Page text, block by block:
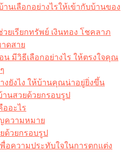
นเลือกอย่างไรให้เข้ากับบ้านของ
ยเรียกทรัพย์ เงินทอง โชคลาภ
ดสาย
มีวิธีเลือกอย่างไร ให้ตรงใจคุณ
งยังไง ให้บ้านคุณน่าอยู่ยิ่งขึ้น
านสวยด้วยกรอบรูป
ออะไร​
ความหมาย
ด้วยกรอบรูป
อความประทับใจในการตกแต่ง